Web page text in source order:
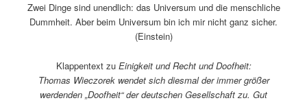
Zwei Dinge sind unendlich: das Universum und die menschliche
Dummheit. Aber beim Universum bin ich mir nicht ganz sicher.
(Einstein)
Klappentext zu Einigkeit und Recht und Doofheit:
Thomas Wieczorek wendet sich diesmal der immer größer
werdenden „Doofheit“ der deutschen Gesellschaft zu. Gut